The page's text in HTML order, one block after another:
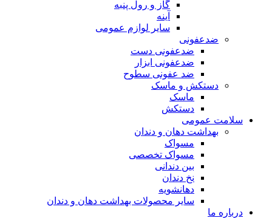
گاز و رول پنبه
آینه
سایر لوازم عمومی
ضدعفونی
ضدعفونی دست
ضدعفونی ابزار
ضد عفونی سطوح
دستکش و ماسک
ماسک
دستکش
سلامت عمومی
بهداشت دهان و دندان
مسواک
مسواک تخصصی
بین دندانی
نخ دندان
دهانشویه
سایر محصولات بهداشت دهان و دندان
درباره ما